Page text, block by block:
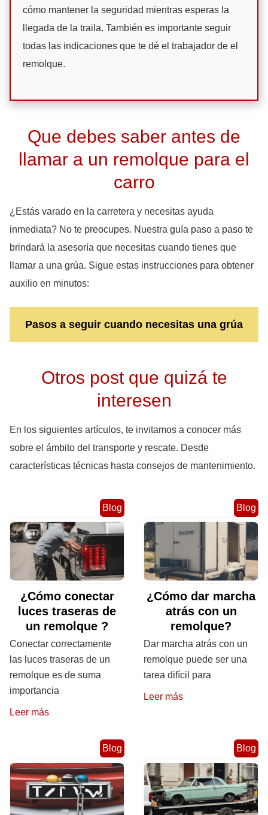
cómo mantener la seguridad mientras esperas la
llegada de la traila. También es importante seguir
todas las indicaciones que te dé el trabajador de el
remolque.
Que debes saber antes de
llamar a un remolque para el
carro
¿Estás varado en la carretera y necesitas ayuda
inmediata? No te preocupes. Nuestra guía paso a paso te
brindará la asesoría que necesitas cuando tienes que
llamar a una grúa. Sigue estas instrucciones para obtener
auxilio en minutos:
Pasos a seguir cuando necesitas una grúa
Otros post que quizá te
interesen
En los siguientes artículos, te invitamos a conocer más
sobre el ámbito del transporte y rescate. Desde
características técnicas hasta consejos de mantenimiento.
Blog
¿Cómo conectar
luces traseras de
un remolque ?
Conectar correctamente
las luces traseras de un
remolque es de suma
importancia
Leer más
Blog
¿Cómo dar marcha
atrás con un
remolque?
Dar marcha atrás con un
remolque puede ser una
tarea difícil para
Leer más
Blog Blog